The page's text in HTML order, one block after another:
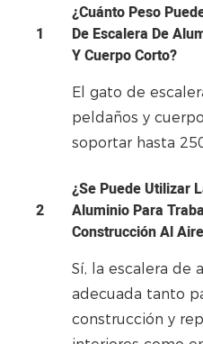
1
¿Cuánto Peso
De Escalera De
Y Cuerpo Corto?
El gato de
peldaños y
soportar hasta
2
¿Se Puede Utilizar
Aluminio Para
Construcción Al
Sí, la escalera de
adecuada tanto
construcción y